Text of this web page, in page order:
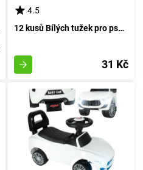
4.5
12 kusů Bílých tužek pro psaní
31 Kč